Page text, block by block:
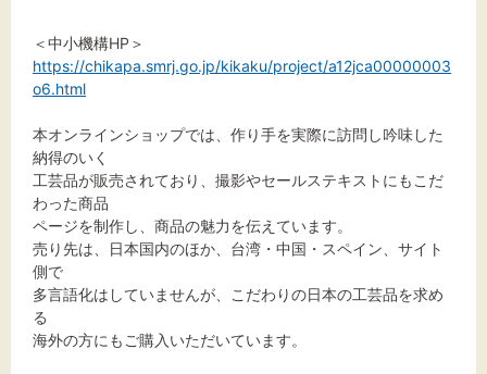
＜中小機構HP＞
https://chikapa.smrj.go.jp/kikaku/project/a12jca00000003
o6.html
本オンラインショップでは、作り手を実際に訪問し吟味した
納得のいく
工芸品が販売されており、撮影やセールステキストにもこだ
わった商品
ページを制作し、商品の魅力を伝えています。
売り先は、日本国内のほか、台湾・中国・スペイン、サイト
側で
多言語化はしていませんが、こだわりの日本の工芸品を求め
る
海外の方にもご購入いただいています。